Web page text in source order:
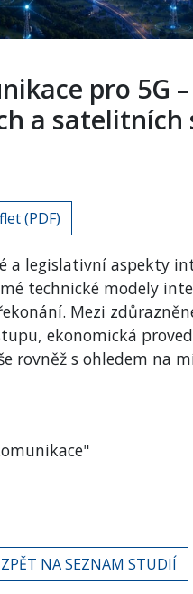
pro 5G
a satelitních
(PDF)
a legislativní aspekty
technické modely
Mezi
ekonomická
rovněž s ohledem na
ZPĚT NA SEZNAM STUDIÍ